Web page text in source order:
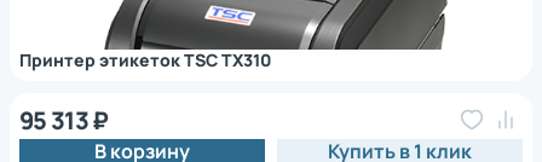
Принтер этикеток TSC TX310
95 313 ₽
В корзину Купить в 1 клик